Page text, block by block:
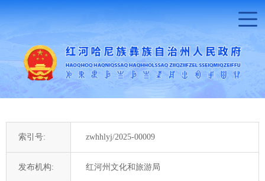
索引号: zwhhlyj/2025-00009
发布机构: 红河州文化和旅游局